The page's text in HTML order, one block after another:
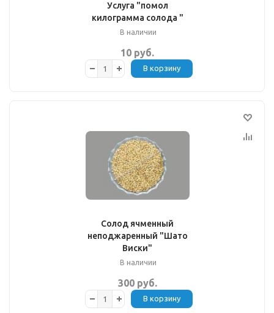
Услуга "помол
килограмма солода "
В наличии
10 руб.
В корзину
Солод ячменный
неподжаренный "Шато
Виски"
В наличии
300 руб.
В корзину